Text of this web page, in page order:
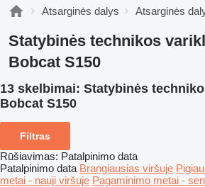
Atsarginės dalys Atsarginės
Statybinės technikos
Bobcat S150
13 skelbimai: Statybinės
Bobcat S150
Filtras
Rūšiavimas: Patalpinimo data
Patalpinimo data Brangiausias viršuje
metai - nauji viršuje Pagaminimo metai -